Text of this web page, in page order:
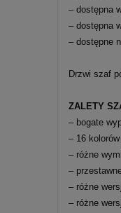
– dostępna
– dostępna
– dostępne
Drzwi szaf
ZALETY
– bogate
– 16 kolorów
– różne
–
– różne
– różne